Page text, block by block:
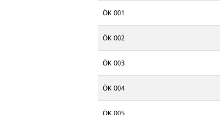
ÖK 001
ÖK 002
ÖK 003
ÖK 004
ÖK 005